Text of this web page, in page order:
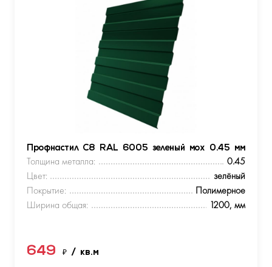
Профнастил С8 RAL 6005 зеленый мох 0.45 мм
Толщина металла:
0.45
Цвет:
зелёный
Покрытие:
Полимерное
Ширина общая:
1200, мм
649 ₽ / кв.м